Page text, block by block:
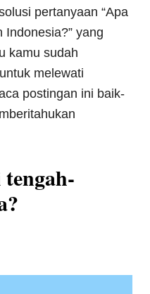
pertanyaan “Apa
yang
kamu sudah
melewati
postingan ini baik-